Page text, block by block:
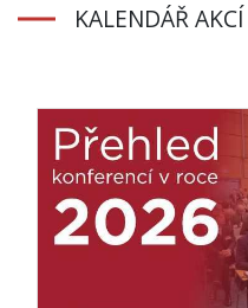
KALENDÁŘ AKCÍ